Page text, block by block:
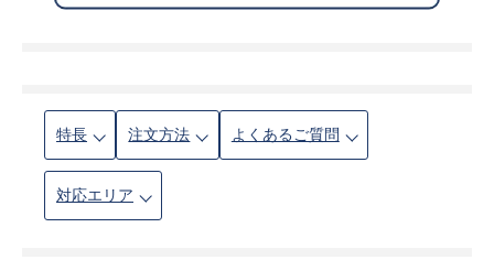
特長 注文方法 よくあるご質問
対応エリア